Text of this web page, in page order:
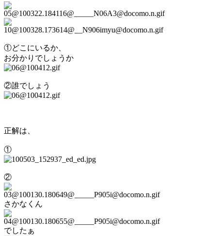
①どこにいるか、
お分かりでしょうか
②誰でしょう
正解は、
①
②
さかなくん
でしたぁ